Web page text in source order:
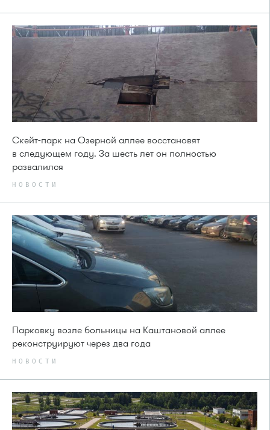
Скейт-парк на Озерной аллее восстановят
в следующем году. За шесть лет он полностью
развалился
НОВОСТИ
Парковку возле больницы на Каштановой аллее
реконструируют через два года
НОВОСТИ